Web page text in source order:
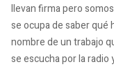
llevan firma pero
se ocupa de saber qué
nombre de un trabajo
se escucha por la radio